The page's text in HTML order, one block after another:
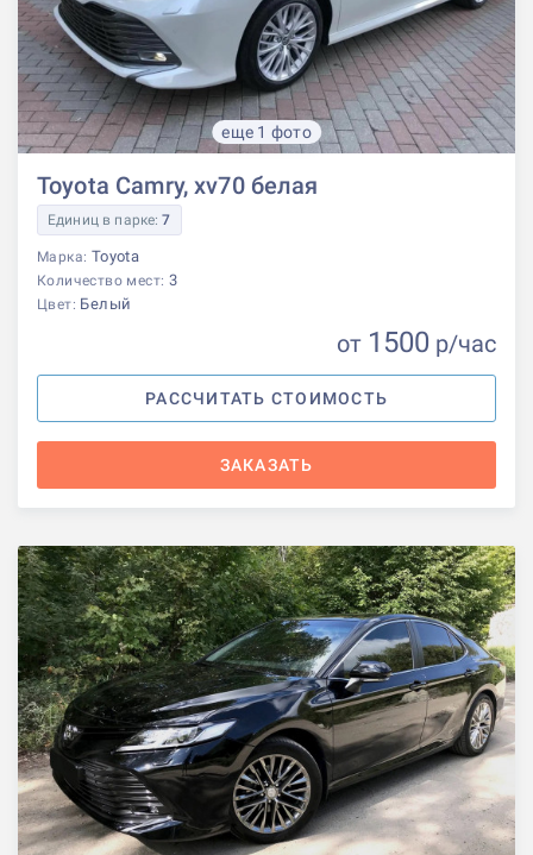
еще 1 фото
Toyota Camry, xv70 белая
Единиц в парке:7
Марка: Toyota
Количество мест: 3
Цвет: Белый
от 1500 р/час
РАССЧИТАТЬ СТОИМОСТЬ
ЗАКАЗАТЬ